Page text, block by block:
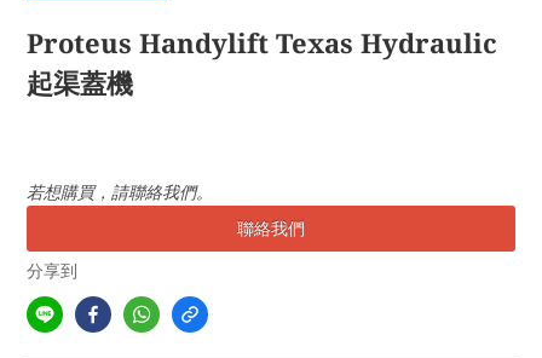
Proteus Handylift Texas Hydraulic
起渠蓋機
若想購買，請聯絡我們。
聯絡我們
分享到